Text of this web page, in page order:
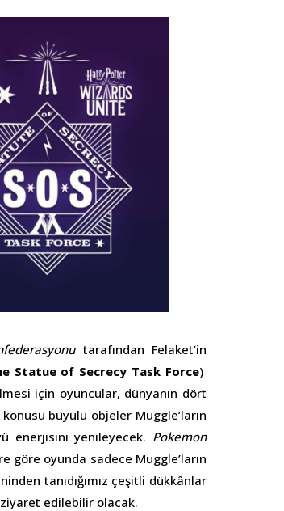
tarafından Felaket’in
Statue of Secrecy Task Force)
için oyuncular, dünyanın dört
büyülü objeler Muggle’ların
enerjisini yenileyecek. Pokemon
göre oyunda sadece Muggle’ların
tanıdığımız çeşitli dükkânlar
edilebilir olacak.